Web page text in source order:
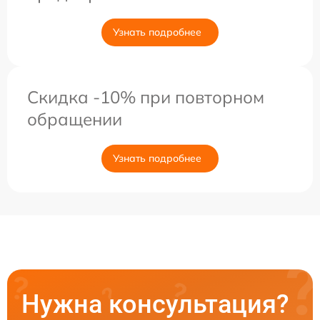
Узнать подробнее
Скидка -10% при повторном
обращении
Узнать подробнее
Нужна консультация?